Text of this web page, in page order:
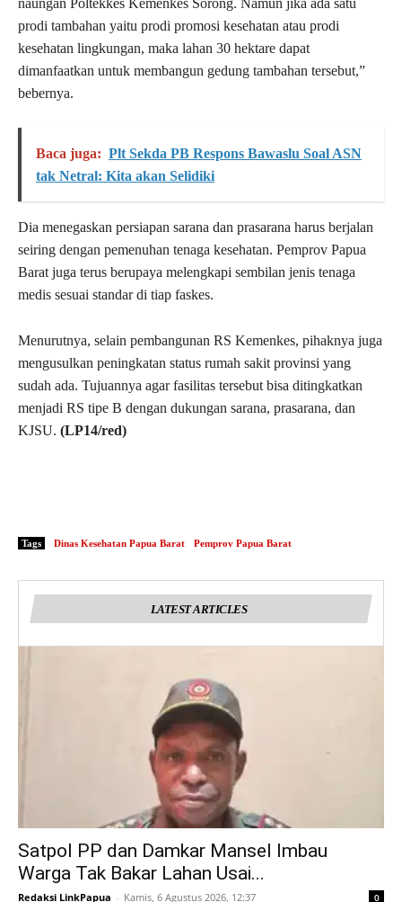
naungan Poltekkes Kemenkes Sorong. Namun jika ada satu
prodi tambahan yaitu prodi promosi kesehatan atau prodi
kesehatan lingkungan, maka lahan 30 hektare dapat
dimanfaatkan untuk membangun gedung tambahan tersebut,”
bebernya.
Baca juga: Plt Sekda PB Respons Bawaslu Soal ASN
tak Netral: Kita akan Selidiki
Dia menegaskan persiapan sarana dan prasarana harus berjalan
seiring dengan pemenuhan tenaga kesehatan. Pemprov Papua
Barat juga terus berupaya melengkapi sembilan jenis tenaga
medis sesuai standar di tiap faskes.
Menurutnya, selain pembangunan RS Kemenkes, pihaknya juga
mengusulkan peningkatan status rumah sakit provinsi yang
sudah ada. Tujuannya agar fasilitas tersebut bisa ditingkatkan
menjadi RS tipe B dengan dukungan sarana, prasarana, dan
KJSU. (LP14/red)
Tags Dinas Kesehatan Papua Barat Pemprov Papua Barat
LATEST ARTICLES
Satpol PP dan Damkar Mansel Imbau
Warga Tak Bakar Lahan Usai...
Redaksi LinkPapua - Kamis, 6 Agustus 2026, 12:37 0